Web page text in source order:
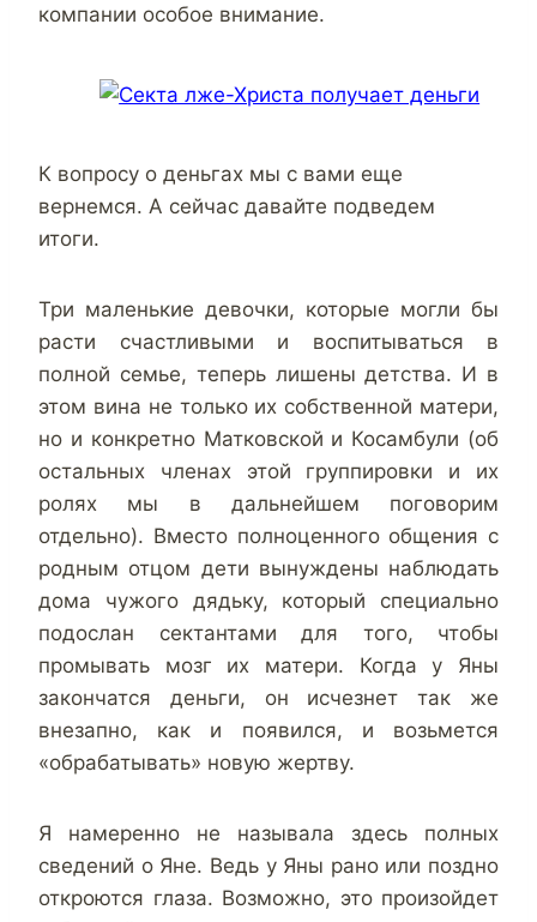
компании особое внимание.
К вопросу о деньгах мы с вами еще
вернемся. А сейчас давайте подведем
итоги.
Три маленькие девочки, которые могли бы
расти счастливыми и воспитываться в
полной семье, теперь лишены детства. И в
этом вина не только их собственной матери,
но и конкретно Матковской и Косамбули (об
остальных членах этой группировки и их
ролях мы в дальнейшем поговорим
отдельно). Вместо полноценного общения с
родным отцом дети вынуждены наблюдать
дома чужого дядьку, который специально
подослан сектантами для того, чтобы
промывать мозг их матери. Когда у Яны
закончатся деньги, он исчезнет так же
внезапно, как и появился, и возьмется
«обрабатывать» новую жертву.
Я намеренно не называла здесь полных
сведений о Яне. Ведь у Яны рано или поздно
откроются глаза. Возможно, это произойдет